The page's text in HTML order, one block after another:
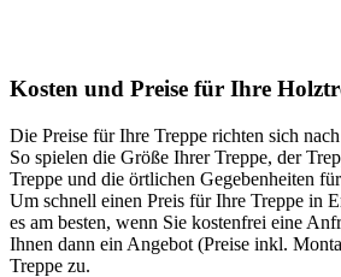
Kosten und Preise für Ihre
Die Preise für Ihre Treppe richten sich
So spielen die Größe Ihrer Treppe, der
Treppe und die örtlichen Gegebenheiten
Um schnell einen Preis für Ihre Treppe in
es am besten, wenn Sie kostenfrei eine
Ihnen dann ein Angebot (Preise inkl.
Treppe zu.